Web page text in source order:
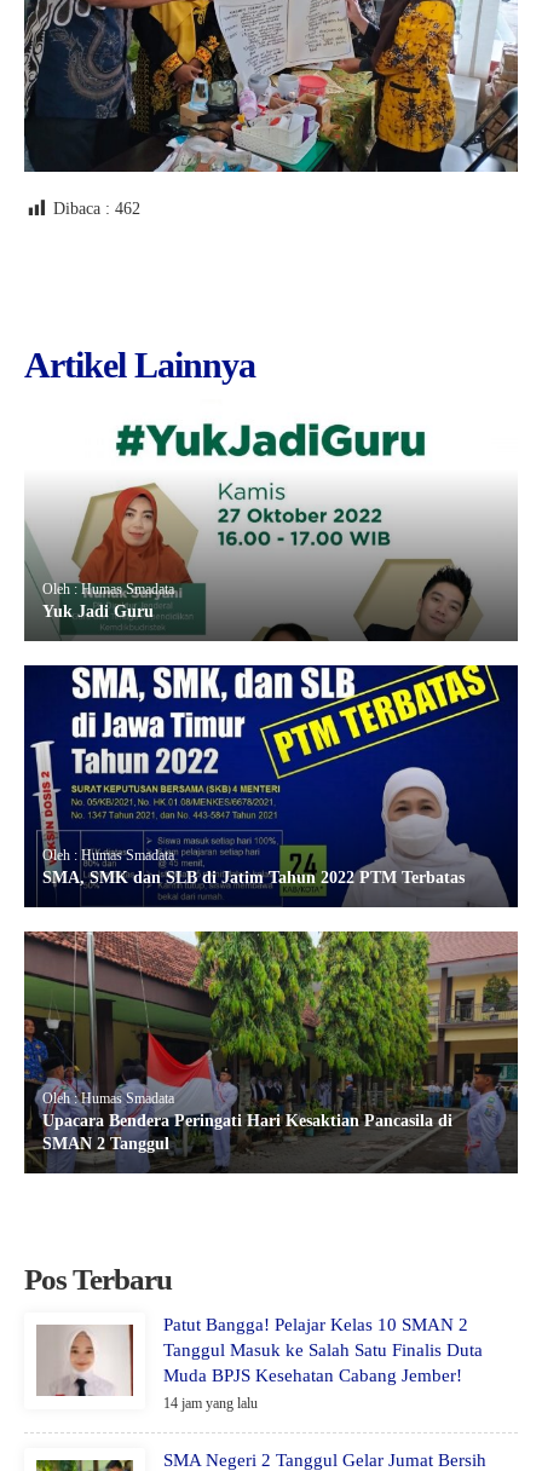
Dibaca : 462
Artikel Lainnya
Oleh : Humas Smadata
Yuk Jadi Guru
Oleh : Humas Smadata
SMA, SMK dan SLB di Jatim Tahun 2022 PTM Terbatas
Oleh : Humas Smadata
Upacara Bendera Peringati Hari Kesaktian Pancasila di
SMAN 2 Tanggul
Pos Terbaru
Patut Bangga! Pelajar Kelas 10 SMAN 2
Tanggul Masuk ke Salah Satu Finalis Duta
Muda BPJS Kesehatan Cabang Jember!
14 jam yang lalu
SMA Negeri 2 Tanggul Gelar Jumat Bersih